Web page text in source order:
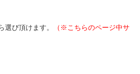
び頂けます。
（※こちらのページ中サ